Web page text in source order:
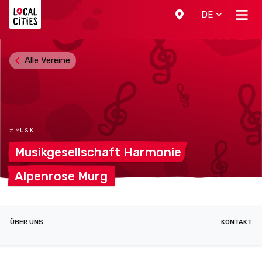
DE
# MUSIK
Musikgesellschaft Harmonie
Alpenrose Murg
Alle Vereine
ÜBER UNS KONTAKT